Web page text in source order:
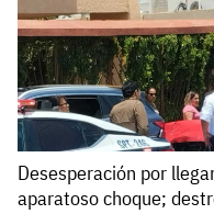
Desesperación por
aparatoso choque;